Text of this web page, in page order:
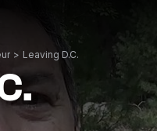
> Leaving D.C.